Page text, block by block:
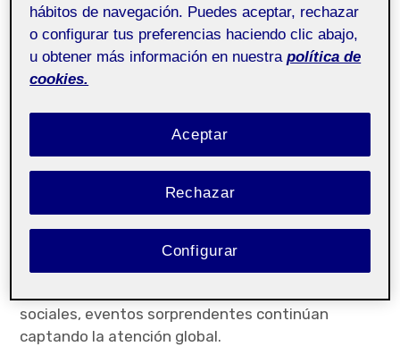
Pública
En el mundo del espectáculo y el deporte, las
figuras icónicas a menudo se encuentran bajo el
microscopio público, sus acciones y decisiones
escudriñadas y analizadas por fans y críticos por
igual. Recientemente, Gisele Bündchen ha vuelto
desilusión hacia la decisión de Tom Brady de
priorizar su carrera en el fútbol sobre su vida
familiar. Además, el mundo del deporte nos ofrece
otras historias de tenacidad y controversia,
sociales, eventos sorprendentes continúan
captando la atención global.
hábitos de navegación. Puedes aceptar, rechazar
o configurar tus preferencias haciendo clic abajo,
u obtener más información en nuestra política de
cookies.
Rechazar
Aceptar
Configurar